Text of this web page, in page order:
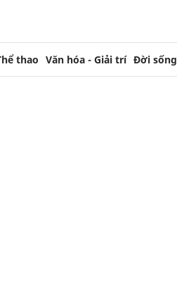
thao Văn hóa - Giải trí Đời sống